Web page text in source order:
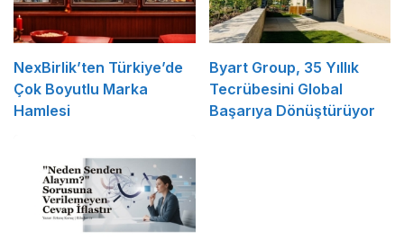
NexBirlik’ten Türkiye’de
Çok Boyutlu Marka
Hamlesi
Byart Group, 35 Yıllık
Tecrübesini Global
Başarıya Dönüştürüyor